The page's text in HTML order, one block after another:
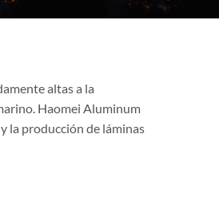
altas a la
Haomei Aluminum
la producción de láminas